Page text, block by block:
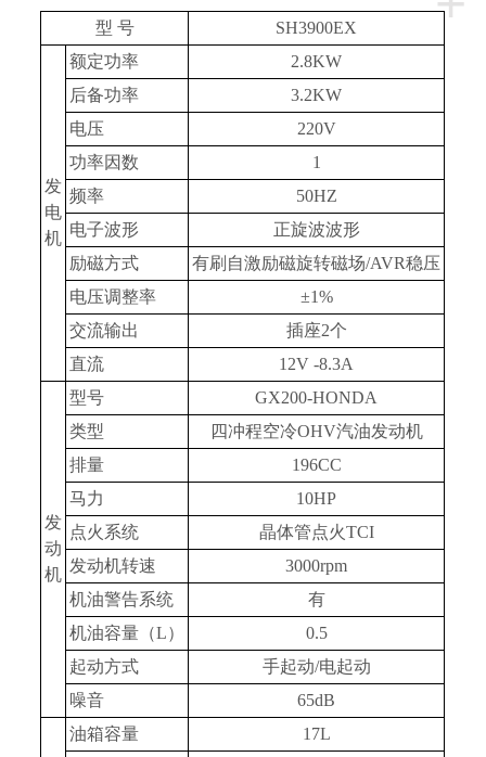
型 号 SH3900EX
发
电
机
额定功率
2.8KW
后备功率
3.2KW
电压
220V
功率因数
1
频率
50HZ
电子波形
正旋波波形
励磁方式
有刷自激励磁旋转磁场/AVR稳压
电压调整率
±1%
交流输出
插座2个
直流
12V -8.3A
发
动
机
型号
GX200-HONDA
类型
四冲程空冷OHV汽油发动机
排量
196CC
马力
10HP
点火系统
晶体管点火TCI
发动机转速
3000rpm
机油警告系统
有
机油容量（L）
0.5
起动方式
手起动/电起动
噪音
65dB
油箱容量
17L